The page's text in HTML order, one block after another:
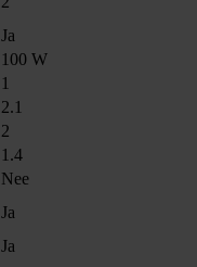
Ja
100 W
1
2.1
2
1.4
Nee
Ja
Ja